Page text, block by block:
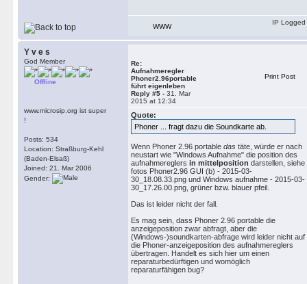
WWW
IP Logged
Y v e s
God Member
Offline
www.microsip.org ist super
!
Posts: 534
Location: Straßburg-Kehl
(Baden-Elsaß)
Joined: 21. Mar 2006
Gender:
Re:
Aufnahmeregler
Phoner2.96portable
führt eigenleben
Reply #5 - 31. Mar
2015 at 12:34
Print Post
Quote:
Phoner ... fragt dazu die Soundkarte ab.
Wenn Phoner 2.96 portable das täte, würde er nach
neustart wie "Windows Aufnahme" die position des
aufnahmereglers in mittelposition darstellen, siehe
fotos Phoner2.96 GUI (b) - 2015-03-
30_18.08.33.png und Windows aufnahme - 2015-03-
30_17.26.00.png, grüner bzw. blauer pfeil.
Das ist leider nicht der fall.
Es mag sein, dass Phoner 2.96 portable die
anzeigeposition zwar abfragt, aber die
(Windows-)soundkarten-abfrage wird leider nicht auf
die Phoner-anzeigeposition des aufnahmereglers
übertragen. Handelt es sich hier um einen
reparaturbedürftigen und womöglich
reparaturfähigen bug?